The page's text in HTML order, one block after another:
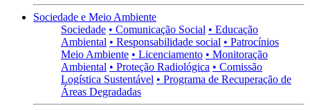
Sociedade e Meio Ambiente
Sociedade • Comunicação Social • Educação
Ambiental • Responsabilidade social • Patrocínios
Meio Ambiente • Licenciamento • Monitoração
Ambiental • Proteção Radiológica • Comissão
Logística Sustentável • Programa de Recuperação de
Áreas Degradadas